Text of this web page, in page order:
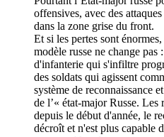
offensives, avec des
dans la zone grise du front.
Et si les pertes sont
modèle russe ne change pas
d'infanterie qui s'infiltre
des soldats qui agissent
système de reconnaissance
de l’« état-major Russe. Les
depuis le début d'année, le
décroît et n'est plus capable